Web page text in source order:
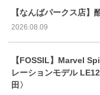
【なんばパークス店】
2026.08.09
【FOSSIL】Marvel
レーションモデル
田〉